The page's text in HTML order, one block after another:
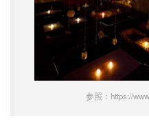
参照：https://